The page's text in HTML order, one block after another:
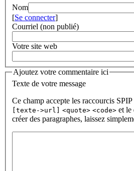
Nom
[Se connecter]
Courriel (non publié)
Votre site web
Ajoutez votre commentaire ici
Texte de votre message
Ce champ accepte les raccourcis SPIP
[texte->url]
<quote> <code> et
créer des paragraphes, laissez